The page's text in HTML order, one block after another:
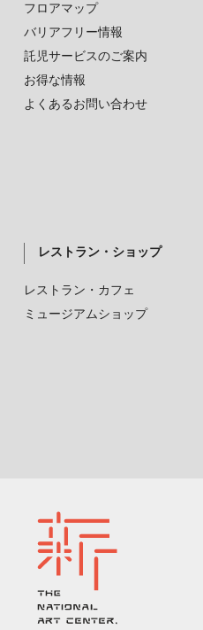
フロアマップ
バリアフリー情報
託児サービスのご案内
お得な情報
よくあるお問い合わせ
レストラン・ショップ
レストラン・カフェ
ミュージアムショップ